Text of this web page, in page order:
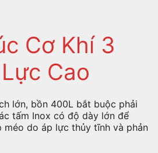
Cơ Khí 3
Cao
lớn, bồn 400L bắt buộc phải
tấm Inox có độ dày lớn để
méo do áp lực thủy tĩnh và phản